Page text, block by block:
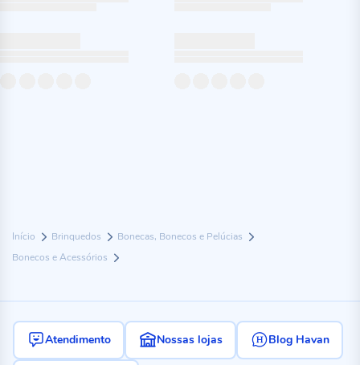
Início Brinquedos
Bonecas, Bonecos e Pelúcias
Bonecos e Acessórios
Atendimento Nossas lojas Blog Havan